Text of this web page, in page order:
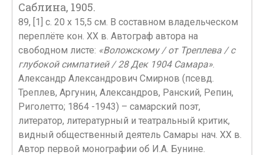
Саблина, 1905.
89, [1] с. 20 х 15,5 см. В составном владельческом
переплёте кон. XX в. Автограф автора на
свободном листе: «Воложскому / от Треплева / с
глубокой симпатией / 28 Дек 1904 Самара».
Александр Александрович Смирнов (псевд.
Треплев, Аргунин, Александров, Ранский, Репин,
Риголетто; 1864 -1943) – самарский поэт,
литератор, литературный и театральный критик,
видный общественный деятель Самары нач. XX в.
Автор первой монографии об И.А. Бунине.